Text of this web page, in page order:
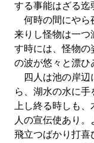
する事能はざる迄
何時の間にやら
来りし怪物は一つ
す時には、怪物の
の波が悠々と漂ひ
四人は池の岸辺
ら、湖水の水に
上し終る時しも
人の宣伝使あり
飛立つばかり打喜